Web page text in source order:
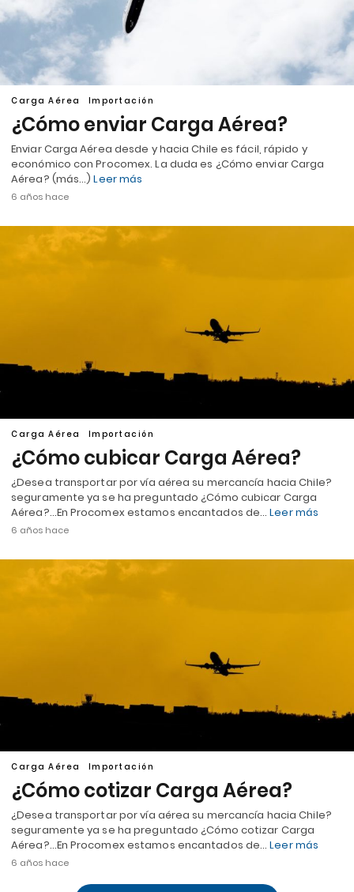
Carga Aérea Importación
¿Cómo enviar Carga Aérea?
Enviar Carga Aérea desde y hacia Chile es fácil, rápido y
económico con Procomex. La duda es ¿Cómo enviar Carga
Aérea? (más…)Leer más
6 años hace
Carga Aérea Importación
¿Cómo cubicar Carga Aérea?
¿Desea transportar por vía aérea su mercancía hacia Chile?
seguramente ya se ha preguntado ¿Cómo cubicar Carga
Aérea?…En Procomex estamos encantados de…Leer más
6 años hace
Carga Aérea Importación
¿Cómo cotizar Carga Aérea?
¿Desea transportar por vía aérea su mercancía hacia Chile?
seguramente ya se ha preguntado ¿Cómo cotizar Carga
Aérea?…En Procomex estamos encantados de…Leer más
6 años hace